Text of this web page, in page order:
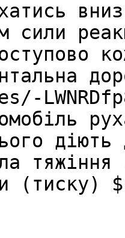
сили
дiють
(тиску)